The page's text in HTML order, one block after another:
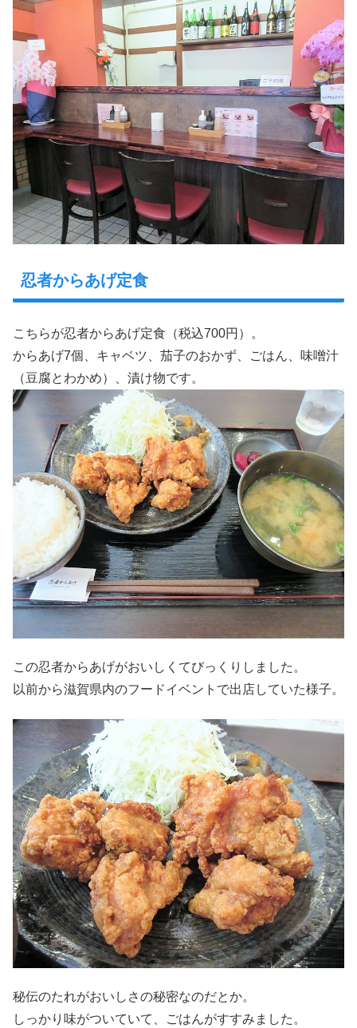
忍者からあげ定食
こちらが忍者からあげ定食（税込700円）。
からあげ7個、キャベツ、茄子のおかず、ごはん、味噌汁
（豆腐とわかめ）、漬け物です。
この忍者からあげがおいしくてびっくりしました。
以前から滋賀県内のフードイベントで出店していた様子。
秘伝のたれがおいしさの秘密なのだとか。
しっかり味がついていて、ごはんがすすみました。